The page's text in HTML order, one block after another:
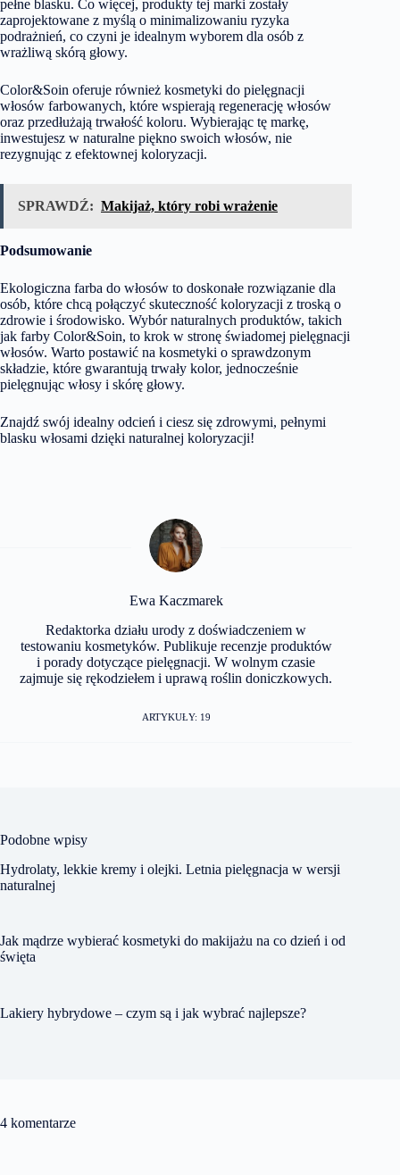
pełne blasku. Co więcej, produkty tej marki zostały
zaprojektowane z myślą o minimalizowaniu ryzyka
podrażnień, co czyni je idealnym wyborem dla osób z
wrażliwą skórą głowy.
Color&Soin oferuje również kosmetyki do pielęgnacji
włosów farbowanych, które wspierają regenerację włosów
oraz przedłużają trwałość koloru. Wybierając tę markę,
inwestujesz w naturalne piękno swoich włosów, nie
rezygnując z efektownej koloryzacji.
SPRAWDŹ: Makijaż, który robi wrażenie
Podsumowanie
Ekologiczna farba do włosów to doskonałe rozwiązanie dla
osób, które chcą połączyć skuteczność koloryzacji z troską o
zdrowie i środowisko. Wybór naturalnych produktów, takich
jak farby Color&Soin, to krok w stronę świadomej pielęgnacji
włosów. Warto postawić na kosmetyki o sprawdzonym
składzie, które gwarantują trwały kolor, jednocześnie
pielęgnując włosy i skórę głowy.
Znajdź swój idealny odcień i ciesz się zdrowymi, pełnymi
blasku włosami dzięki naturalnej koloryzacji!
Ewa Kaczmarek
Redaktorka działu urody z doświadczeniem w
testowaniu kosmetyków. Publikuje recenzje produktów
i porady dotyczące pielęgnacji. W wolnym czasie
zajmuje się rękodziełem i uprawą roślin doniczkowych.
ARTYKUŁY: 19
Podobne wpisy
Hydrolaty, lekkie kremy i olejki. Letnia pielęgnacja w wersji
naturalnej
Jak mądrze wybierać kosmetyki do makijażu na co dzień i od
święta
Lakiery hybrydowe – czym są i jak wybrać najlepsze?
4 komentarze